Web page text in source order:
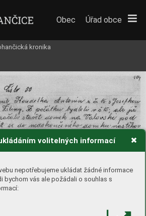
volitelných informací
nepotřebujeme ukládat žádné informace
bychom vás ale požádali o souhlas s
Obec Úřad obce
kronika